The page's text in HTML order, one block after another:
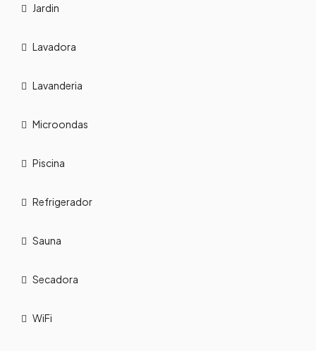
Jardin
Lavadora
Lavanderia
Microondas
Piscina
Refrigerador
Sauna
Secadora
WiFi